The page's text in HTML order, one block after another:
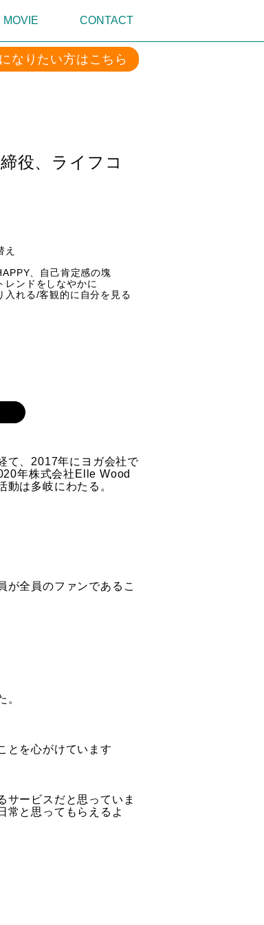
MOVIE CONTACT
なりたい方はこちら
役、ライフコ
え
自己肯定感の塊
しなやかに
観的に自分を見る
て、2017年にヨガ会社で
年株式会社Elle Wood
は多岐にわたる。
が全員のファンであるこ
。
とを心がけています
サービスだと思っていま
常と思ってもらえるよ